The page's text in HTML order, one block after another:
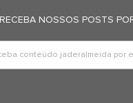
RECEBA NOSSOS POSTS